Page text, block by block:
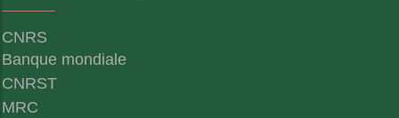
CNRS
Banque mondiale
CNRST
MRC